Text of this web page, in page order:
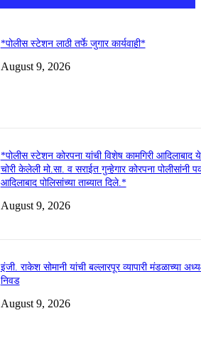
*पोलीस स्टेशन लाठी तर्फे जुगार कार्यवाही*
August 9, 2026
*पोलीस स्टेशन कोरपना यांची विशेष कामगिरी आदिलाबाद
चोरी केलेली मो.सा. व सराईत गुन्हेगार कोरपना पोलीसांनी
आदिलाबाद पोलिसांच्या ताब्यात दिले.*
August 9, 2026
इंजी. राकेश सोमानी यांची बल्लारपूर व्यापारी मंडळाच्या
निवड
August 9, 2026